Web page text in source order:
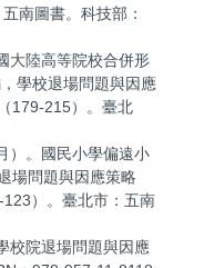
南圖書。科技部：
大陸高等院校合併形
學校退場問題與因應
179-215）。臺北
）。國民小學偏遠小
場問題與因應策略
123）。臺北市：五南
校院退場問題與因應